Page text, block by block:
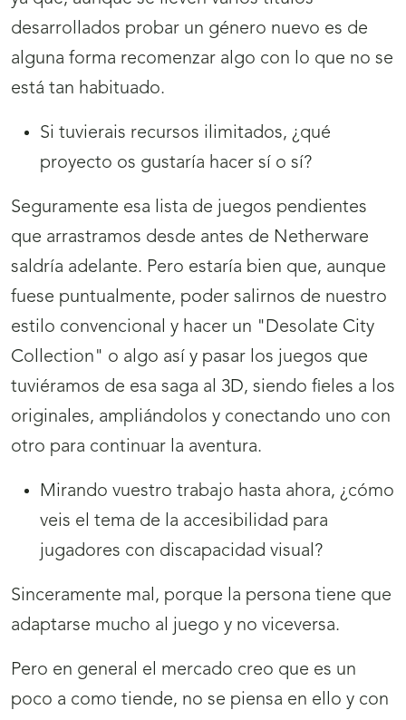
desarrollados probar un género nuevo es de
alguna forma recomenzar algo con lo que no se
está tan habituado.
Si tuvierais recursos ilimitados, ¿qué
proyecto os gustaría hacer sí o sí?
Seguramente esa lista de juegos pendientes
que arrastramos desde antes de Netherware
saldría adelante. Pero estaría bien que, aunque
fuese puntualmente, poder salirnos de nuestro
estilo convencional y hacer un "Desolate City
Collection" o algo así y pasar los juegos que
tuviéramos de esa saga al 3D, siendo fieles a los
originales, ampliándolos y conectando uno con
otro para continuar la aventura.
Mirando vuestro trabajo hasta ahora, ¿cómo
veis el tema de la accesibilidad para
jugadores con discapacidad visual?
Sinceramente mal, porque la persona tiene que
adaptarse mucho al juego y no viceversa.
Pero en general el mercado creo que es un
poco a como tiende, no se piensa en ello y con